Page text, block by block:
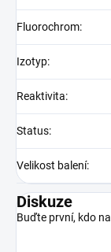
Fluorochrom:
Izotyp:
Reaktivita:
Status:
Velikost balení:
Diskuze
Buďte první, kdo